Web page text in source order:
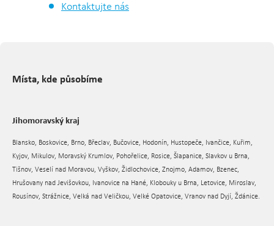
Kontaktujte nás
Místa, kde působíme
Jihomoravský kraj
Blansko, Boskovice, Brno, Břeclav, Bučovice, Hodonín, Hustopeče, Ivančice, Kuřim,
Kyjov, Mikulov, Moravský Krumlov, Pohořelice, Rosice, Šlapanice, Slavkov u Brna,
Tišnov, Veselí nad Moravou, Vyškov, Židlochovice, Znojmo, Adamov, Bzenec,
Hrušovany nad Jevišovkou, Ivanovice na Hané, Klobouky u Brna, Letovice, Miroslav,
Rousínov, Strážnice, Velká nad Veličkou, Velké Opatovice, Vranov nad Dyjí, Ždánice.